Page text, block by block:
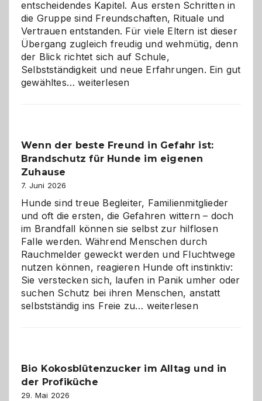
entscheidendes Kapitel. Aus ersten Schritten in
die Gruppe sind Freundschaften, Rituale und
Vertrauen entstanden. Für viele Eltern ist dieser
Übergang zugleich freudig und wehmütig, denn
der Blick richtet sich auf Schule,
Selbstständigkeit und neue Erfahrungen. Ein gut
gewähltes…Abschied
und
herzlich
weiterlesen
Wenn der beste Freund in Gefahr ist:
Brandschutz für Hunde im eigenen
Zuhause
7. Juni 2026
Hunde sind treue Begleiter, Familienmitglieder
und oft die ersten, die Gefahren wittern – doch
im Brandfall können sie selbst zur hilflosen
Falle werden. Während Menschen durch
Rauchmelder geweckt werden und Fluchtwege
nutzen können, reagieren Hunde oft instinktiv:
Sie verstecken sich, laufen in Panik umher oder
suchen Schutz bei ihren Menschen, anstatt
selbstständig ins Freie zu… Wenn
Gefahr
weiterlesen
Bio Kokosblütenzucker im Alltag und in
der Profiküche
29. Mai 2026